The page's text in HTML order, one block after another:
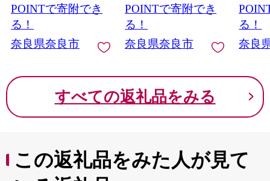
POINTで寄附でき
る！
奈良県奈良市
POINTで寄附でき
る！
奈良県奈良市
る！
奈良
すべての返礼品をみる
この返礼品をみた人が見て